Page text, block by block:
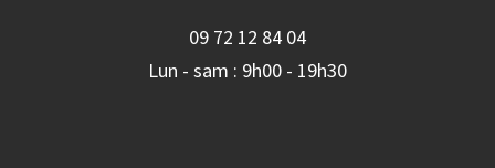
09 72 12 84 04
Lun - sam : 9h00 - 19h30